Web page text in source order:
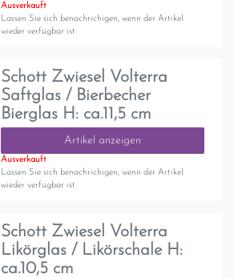
Ausverkauft
Lassen Sie sich benachrichigen, wenn der Artikel
wieder verfügbar ist.
Schott Zwiesel Volterra
Saftglas / Bierbecher
Bierglas H: ca.11,5 cm
Artikel anzeigen
Ausverkauft
Lassen Sie sich benachrichigen, wenn der Artikel
wieder verfügbar ist.
Schott Zwiesel Volterra
Likörglas / Likörschale H:
ca.10,5 cm